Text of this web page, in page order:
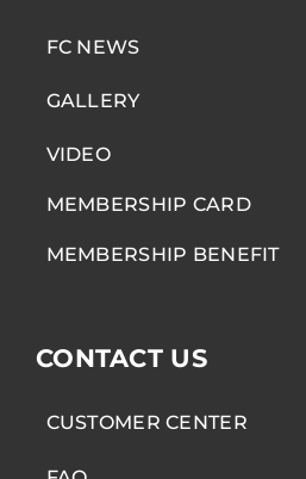
FC NEWS
GALLERY
VIDEO
MEMBERSHIP CARD
MEMBERSHIP BENEFIT
CONTACT US
CUSTOMER CENTER